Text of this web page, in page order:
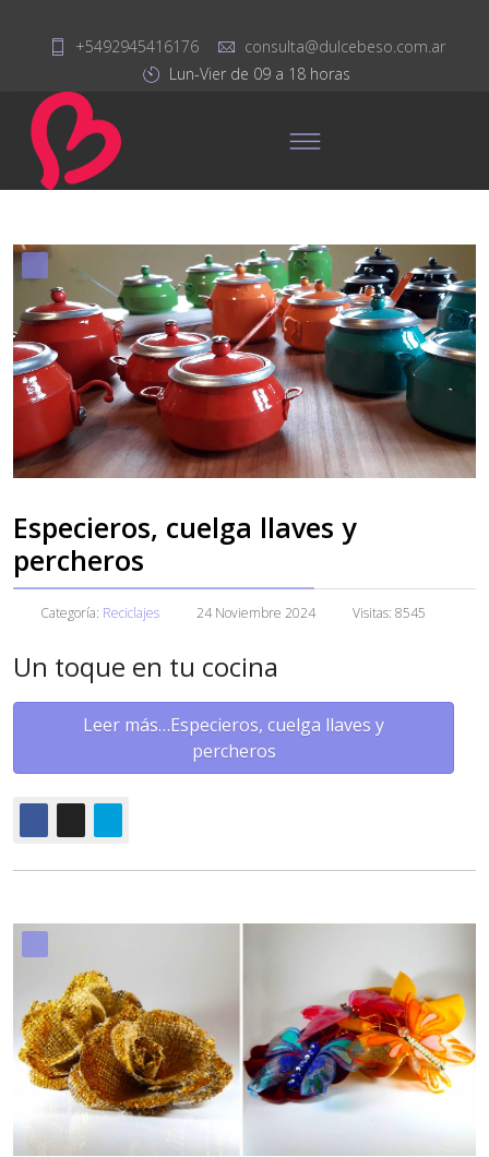
+5492945416176
consulta@dulcebeso.com.ar
Lun-Vier de 09 a 18 horas
Especieros, cuelga llaves y
percheros
Categoría: Reciclajes 24 Noviembre 2024 Visitas: 8545
Un toque en tu cocina
Leer más…Especieros, cuelga llaves y
percheros